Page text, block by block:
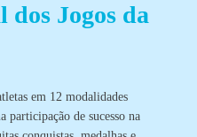
dos Jogos da
em 12 modalidades
participação de sucesso na